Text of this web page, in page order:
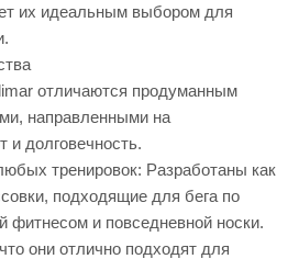
их идеальным выбором для
отличаются продуманным
направленными на
долговечность.
тренировок: Разработаны как
подходящие для бега по
фитнесом и повседневной носки.
они отлично подходят для